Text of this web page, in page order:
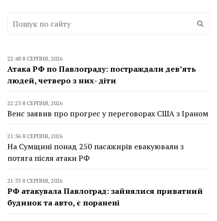
22:48 8 СЕРПНЯ, 2026
Атака РФ по Павлограду: постраждали дев’ять
людей, четверо з них- діти
22:25 8 СЕРПНЯ, 2026
Венс заявив про прогрес у переговорах США з Іраном
21:56 8 СЕРПНЯ, 2026
На Сумщині понад 250 пасажирів евакуювали з
потяга після атаки РФ
21:33 8 СЕРПНЯ, 2026
РФ атакувала Павлоград: зайнялися приватний
будинок та авто, є поранені